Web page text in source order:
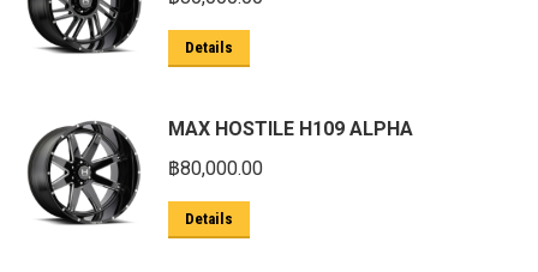
Details
MAX HOSTILE H109 ALPHA
฿80,000.00
Details